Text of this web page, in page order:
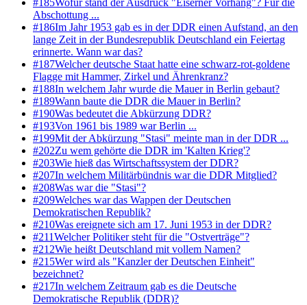
#185Wofür stand der Ausdruck "Eiserner Vorhang"? Für die
Abschottung ...
#186Im Jahr 1953 gab es in der DDR einen Aufstand, an den
lange Zeit in der Bundesrepublik Deutschland ein Feiertag
erinnerte. Wann war das?
#187Welcher deutsche Staat hatte eine schwarz-rot-goldene
Flagge mit Hammer, Zirkel und Ährenkranz?
#188In welchem Jahr wurde die Mauer in Berlin gebaut?
#189Wann baute die DDR die Mauer in Berlin?
#190Was bedeutet die Abkürzung DDR?
#193Von 1961 bis 1989 war Berlin ...
#199Mit der Abkürzung "Stasi" meinte man in der DDR ...
#202Zu wem gehörte die DDR im 'Kalten Krieg'?
#203Wie hieß das Wirtschaftssystem der DDR?
#207In welchem Militärbündnis war die DDR Mitglied?
#208Was war die "Stasi"?
#209Welches war das Wappen der Deutschen
Demokratischen Republik?
#210Was ereignete sich am 17. Juni 1953 in der DDR?
#211Welcher Politiker steht für die "Ostverträge"?
#212Wie heißt Deutschland mit vollem Namen?
#215Wer wird als "Kanzler der Deutschen Einheit"
bezeichnet?
#217In welchem Zeitraum gab es die Deutsche
Demokratische Republik (DDR)?